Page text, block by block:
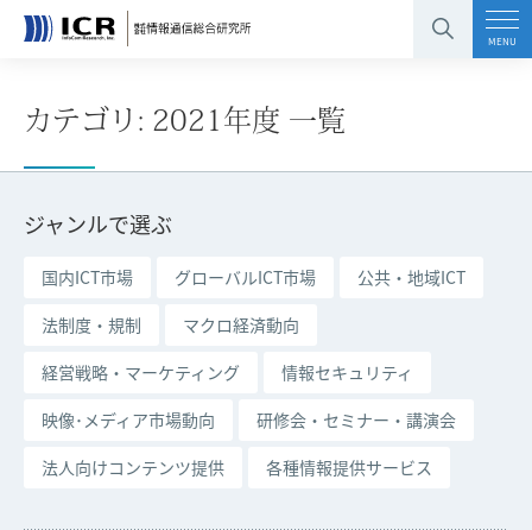
MENU
カテゴリ: 2021年度 一覧
ジャンルで選ぶ
国内ICT市場 グローバルICT市場
公共・地域ICT
法制度・規制
マクロ経済動向
経営戦略・マーケティング
情報セキュリティ
映像･メディア市場動向
研修会・セミナー・講演会
法人向けコンテンツ提供
各種情報提供サービス